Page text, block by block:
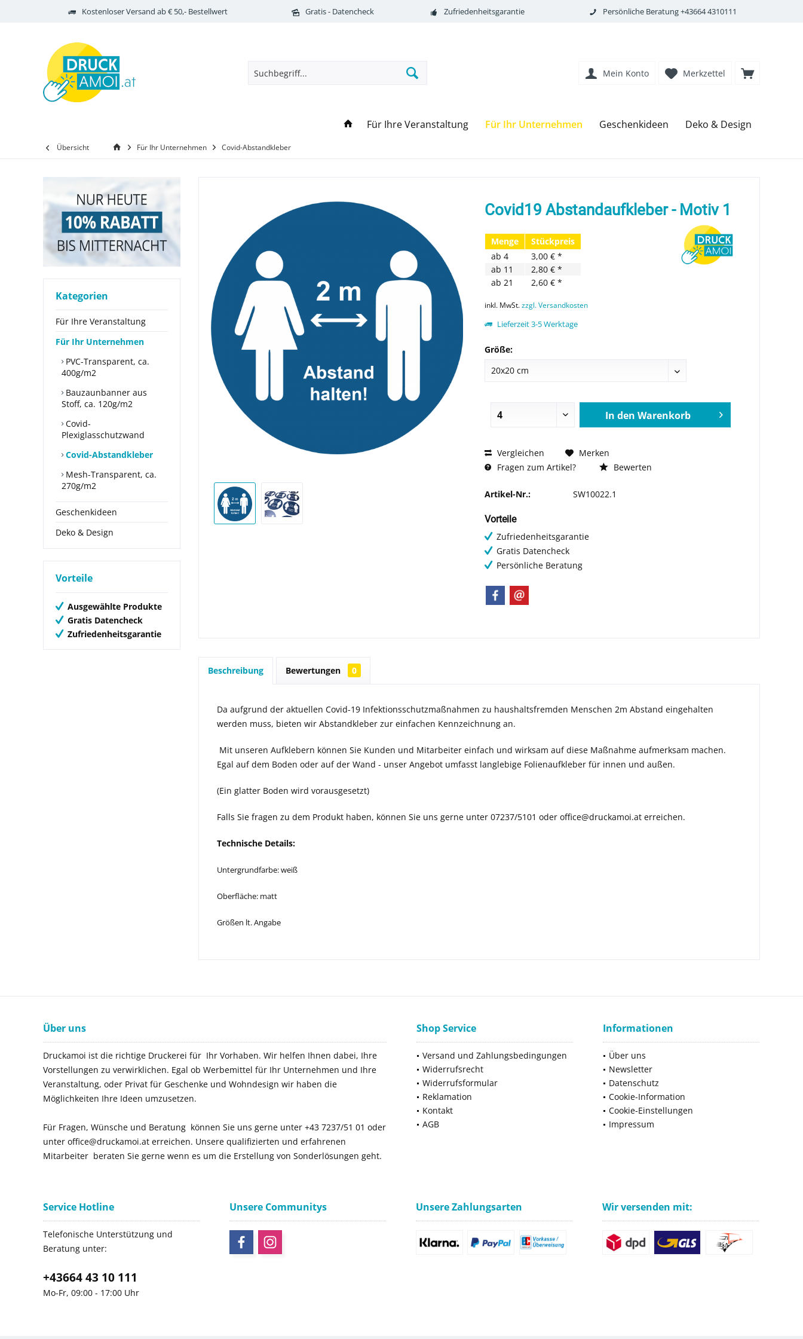
Kostenloser Versand ab € 50,- Bestellwert Gratis - Datencheck Zufriedenheitsgarantie Persönliche Beratung +43664 4310111
Merkzettel
Mein Konto
Für Ihre Veranstaltung Für Ihr Unternehmen Geschenkideen Deko & Design
Übersicht Für Ihr Unternehmen Covid-Abstandkleber
Kategorien
Für Ihre Veranstaltung
Für Ihr Unternehmen
PVC-Transparent, ca.
400g/m2
Bauzaunbanner aus
Stoff, ca. 120g/m2
Covid-
Plexiglasschutzwand
Covid-Abstandkleber
Mesh-Transparent, ca.
270g/m2
Geschenkideen
Deko & Design
Vorteile
Ausgewählte Produkte
Gratis Datencheck
Zufriedenheitsgarantie
Covid19 Abstandaufkleber - Motiv 1
Menge
Stückpreis
ab 4
3,00 € *
ab 11
2,80 € *
ab 21 2,60 € *
inkl. MwSt.zzgl. Versandkosten
Lieferzeit 3-5 Werktage
Größe:
In den Warenkorb
Vergleichen
Merken
Fragen zum Artikel?
Bewerten
Artikel-Nr.: SW10022.1
Vorteile
Zufriedenheitsgarantie
Gratis Datencheck
Persönliche Beratung
Beschreibung Bewertungen 0
Da aufgrund der aktuellen Covid-19 Infektionsschutzmaßnahmen zu haushaltsfremden Menschen 2m Abstand eingehalten
werden muss, bieten wir Abstandkleber zur einfachen Kennzeichnung an.
Mit unseren Aufklebern können Sie Kunden und Mitarbeiter einfach und wirksam auf diese Maßnahme aufmerksam machen.
Egal auf dem Boden oder auf der Wand - unser Angebot umfasst langlebige Folienaufkleber für innen und außen.
(Ein glatter Boden wird vorausgesetzt)
Falls Sie fragen zu dem Produkt haben, können Sie uns gerne unter 07237/5101 oder office@druckamoi.at erreichen.
Technische Details:
Untergrundfarbe: weiß
Oberfläche: matt
Größen lt. Angabe
Über uns
Druckamoi ist die richtige Druckerei für Ihr Vorhaben. Wir helfen Ihnen dabei, Ihre
Vorstellungen zu verwirklichen. Egal ob Werbemittel für Ihr Unternehmen und Ihre
Veranstaltung, oder Privat für Geschenke und Wohndesign wir haben die
Möglichkeiten Ihre Ideen umzusetzen.
Für Fragen, Wünsche und Beratung können Sie uns gerne unter +43 7237/51 01 oder
unter office@druckamoi.at erreichen. Unsere qualifizierten und erfahrenen
Mitarbeiter beraten Sie gerne wenn es um die Erstellung von Sonderlösungen geht.
Shop Service
Versand und Zahlungsbedingungen
Widerrufsrecht
Widerrufsformular
Reklamation
Kontakt
AGB
Informationen
Über uns
Newsletter
Datenschutz
Cookie-Information
Cookie-Einstellungen
Impressum
Service Hotline
Telefonische Unterstützung und
Beratung unter:
+43664 43 10 111
Mo-Fr, 09:00 - 17:00 Uhr
Unsere Communitys Unsere Zahlungsarten Wir versenden mit: